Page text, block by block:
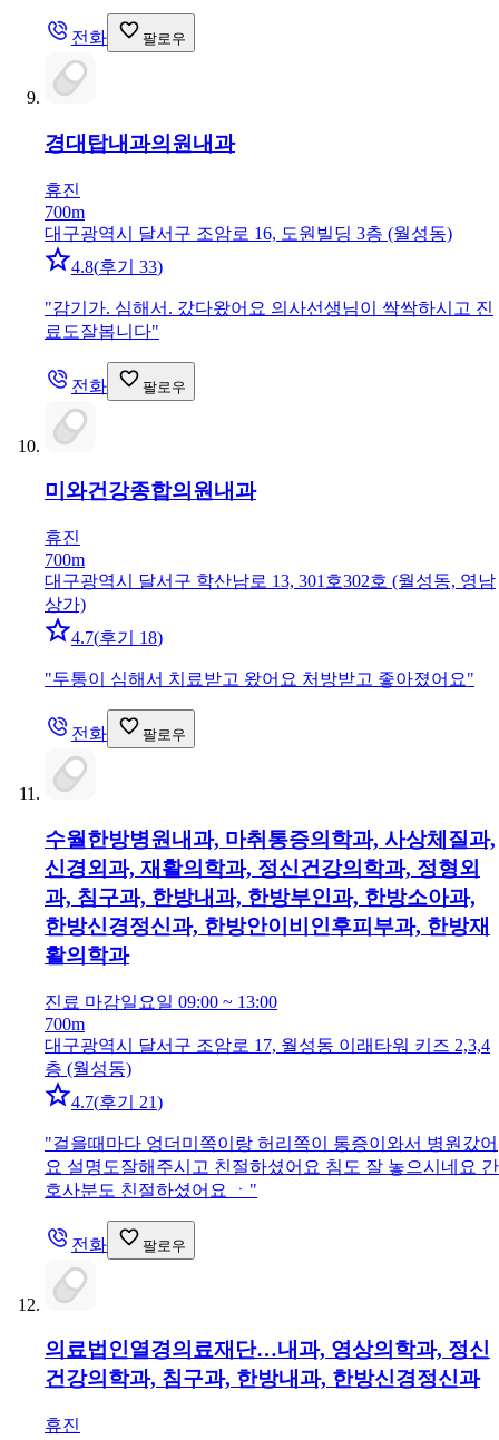
전화 팔로우
경대탑내과의원 내과
휴진
700m
대구광역시 달서구 조암로 16, 도원빌딩 3층 (월성동)
4.8(후기 33)
"감기가. 심해서. 갔다왔어요 의사선생님이 싹싹하시고 진
료도잘봅니다"
전화 팔로우
미와건강종합의원내과
휴진
700m
대구광역시 달서구 학산남로 13, 301호302호 (월성동, 영남
상가)
4.7(후기 18)
"두통이 심해서 치료받고 왔어요 처방받고 좋아졌어요"
전화 팔로우
수월한방병원 내과, 마취통증의학과, 사상체질과,
신경외과, 재활의학과, 정신건강의학과, 정형외
과, 침구과, 한방내과, 한방부인과, 한방소아과,
한방신경정신과, 한방안이비인후피부과, 한방재
활의학과
진료 마감일요일 09:00 ~ 13:00
700m
대구광역시 달서구 조암로 17, 월성동 이래타워 키즈 2,3,4
층 (월성동)
4.7(후기 21)
"걸을때마다 엉더미쪽이랑 허리쪽이 통증이와서 병원갔어
요 설명도잘해주시고 친절하셨어요 침도 잘 놓으시네요 간
호사분도 친절하셨어요 ㆍ "
전화 팔로우
의료법인열경의료재단…내과, 영상의학과, 정신
건강의학과, 침구과, 한방내과, 한방신경정신과
휴진